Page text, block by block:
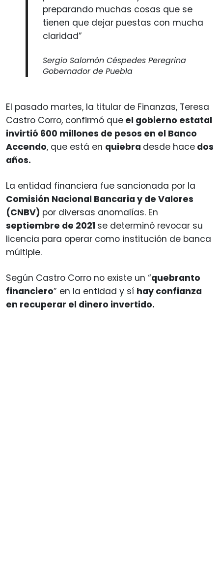
preparando muchas cosas que se
tienen que dejar puestas con mucha
claridad”
Sergio Salomón Céspedes Peregrina
Gobernador de Puebla
El pasado martes, la titular de Finanzas, Teresa
Castro Corro, confirmó que el gobierno estatal
invirtió 600 millones de pesos en el Banco
Accendo, que está en quiebra desde hace dos
años.
La entidad financiera fue sancionada por la
Comisión Nacional Bancaria y de Valores
(CNBV) por diversas anomalías. En
septiembre de 2021 se determinó revocar su
licencia para operar como institución de banca
múltiple.
Según Castro Corro no existe un “quebranto
financiero” en la entidad y sí hay confianza
en recuperar el dinero invertido.